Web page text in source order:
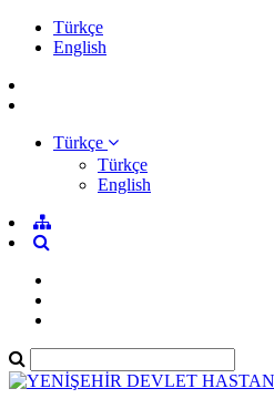
Türkçe
English
Türkçe
Türkçe
English